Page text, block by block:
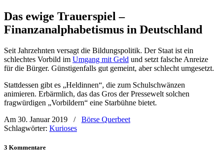
Das ewige Trauerspiel –
Finanzanalphabetismus in Deutschland
Seit Jahrzehnten versagt die Bildungspolitik. Der Staat ist ein
schlechtes Vorbild im Umgang mit Geld und setzt falsche Anreize
für die Bürger. Günstigenfalls gut gemeint, aber schlecht umgesetzt.
Stattdessen gibt es „Heldinnen“, die zum Schulschwänzen
animieren. Erbärmlich, das das Gros der Pressewelt solchen
fragwürdigen „Vorbildern“ eine Starbühne bietet.
Am 30. Januar 2019
/
Börse Querbeet
Schlagwörter: Kurioses
3 Kommentare